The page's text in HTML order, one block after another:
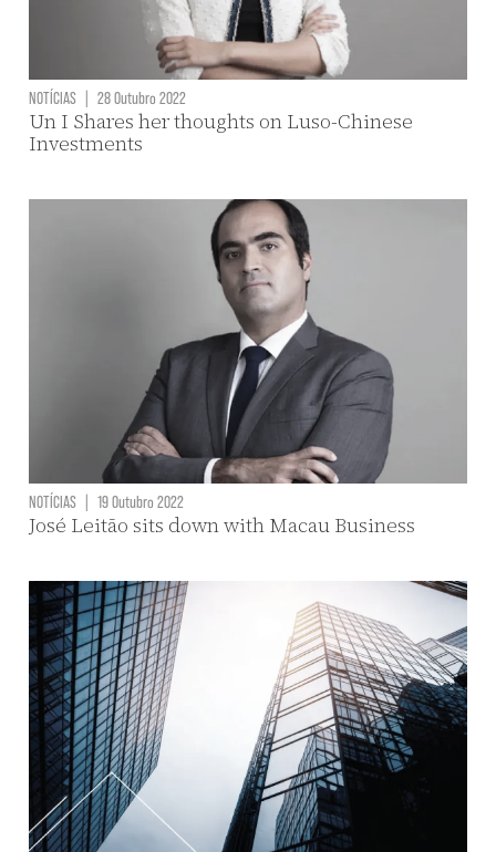
NOTÍCIAS | 28 Outubro 2022
Un I Shares her thoughts on Luso-Chinese
Investments
NOTÍCIAS 19 Outubro 2022
José Leitão sits down with Macau Business